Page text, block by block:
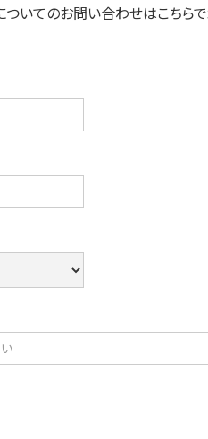
いてのお問い合わせはこちらで